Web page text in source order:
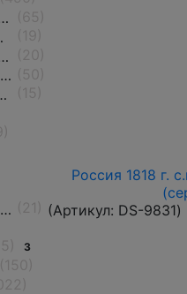
3
Россия 1818 г.
(Артикул: DS-9831)